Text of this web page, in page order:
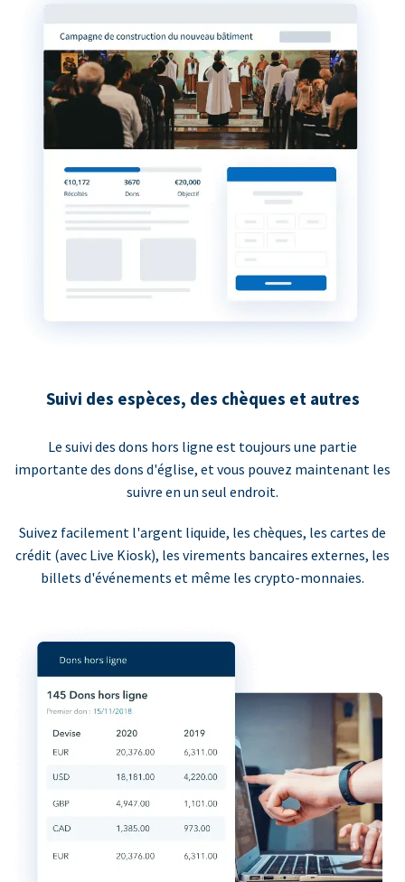
Suivi des espèces, des chèques et autres
Le suivi des dons hors ligne est toujours une partie
importante des dons d'église, et vous pouvez maintenant les
suivre en un seul endroit.
Suivez facilement l'argent liquide, les chèques, les cartes de
crédit (avec Live Kiosk), les virements bancaires externes, les
billets d'événements et même les crypto-monnaies.